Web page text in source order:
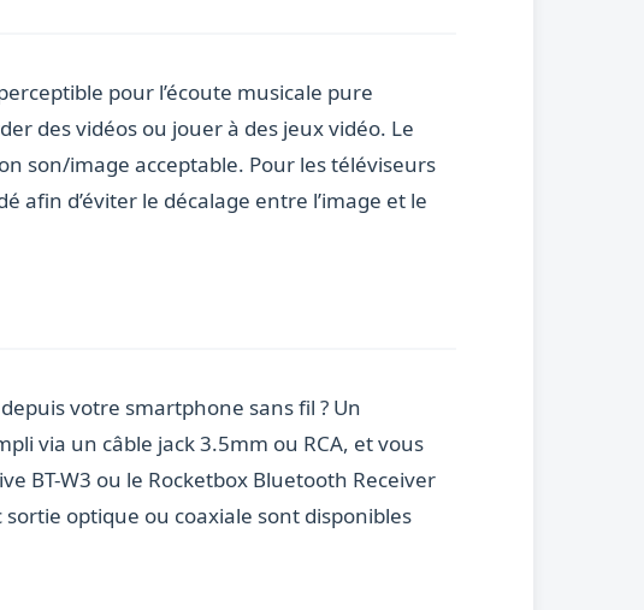
pour l’écoute musicale pure
des vidéos ou jouer à des jeux vidéo. Le
son/image acceptable. Pour les téléviseurs
d’éviter le décalage entre l’image et le
votre smartphone sans fil ? Un
via un câble jack 3.5mm ou RCA, et vous
BT-W3 ou le Rocketbox Bluetooth Receiver
optique ou coaxiale sont disponibles